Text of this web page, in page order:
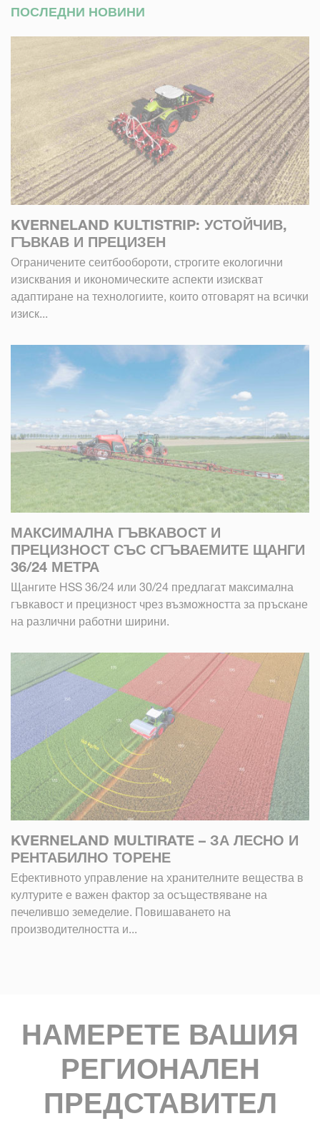
ПОСЛЕДНИ НОВИНИ
KVERNELAND KULTISTRIP: УСТОЙЧИВ,
ГЪВКАВ И ПРЕЦИЗЕН
Ограничените сеитбообороти, строгите екологични
изисквания и икономическите аспекти изискват
адаптиране на технологиите, които отговарят на всички
изиск...
МАКСИМАЛНА ГЪВКАВОСТ И
ПРЕЦИЗНОСТ СЪС СГЪВАЕМИТЕ ЩАНГИ
36/24 МЕТРА
Щангите HSS 36/24 или 30/24 предлагат максимална
гъвкавост и прецизност чрез възможността за пръскане
на различни работни ширини.
KVERNELAND MULTIRATE – ЗА ЛЕСНО И
РЕНТАБИЛНО ТОРЕНЕ
Ефективното управление на хранителните вещества в
културите е важен фактор за осъществяване на
печелившо земеделие. Повишаването на
производителността и...
НАМЕРЕТЕ ВАШИЯ
РЕГИОНАЛЕН
ПРЕДСТАВИТЕЛ